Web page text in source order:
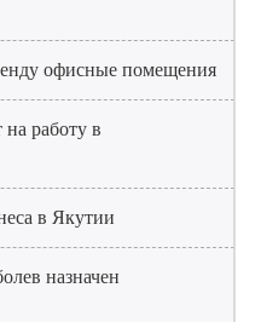
офисные помещения
на работу в
в Якутии
назначен